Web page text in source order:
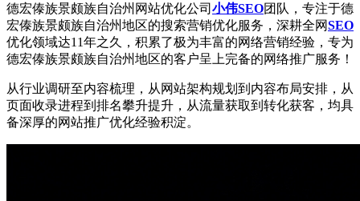
德宏傣族景颇族自治州网站优化公司 小伟SEO团队，专注于德
宏傣族景颇族自治州地区的搜索营销优化服务，深耕全网SEO
优化领域达11年之久，积累了极为丰富的网络营销经验，专为
德宏傣族景颇族自治州地区的客户呈上完备的网络推广服务！
从行业调研至内容梳理，从网站架构规划到内容布局安排，从
页面收录进程到排名攀升提升，从流量获取到转化获客，均具
备深厚的网站推广优化经验积淀。